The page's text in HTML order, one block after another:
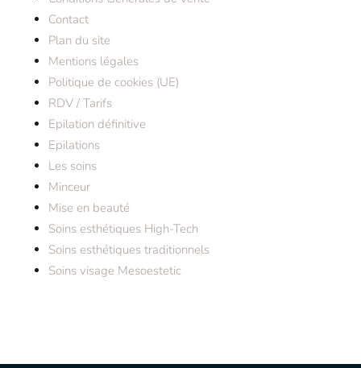
Contact
Plan du site
Mentions légales
Politique de cookies (UE)
RDV / Tarifs
Epilation définitive
Epilations
Les soins
Minceur
Mise en beauté
Soins esthétiques High-Tech
Soins esthétiques traditionnels
Soins visage Mesoestetic